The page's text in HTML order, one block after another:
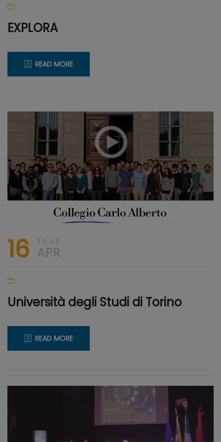
EXPLORA
READ MORE
21
CREARE
16 2020
APR
Università degli Studi di Torino
READ MORE
20
CREARE